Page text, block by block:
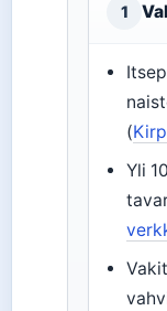
1
(
Yli